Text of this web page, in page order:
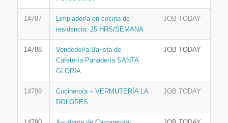
14787
Limpiador/a en cocina de
residencia. 25 HRS/SEMANA
JOB TODAY
14788
Vendedor/a-Barista de
Cafetería-Panadería SANTA
GLORIA
JOB TODAY
14789
Cocinero/a – VERMUTERÍA LA
DOLORES
JOB TODAY